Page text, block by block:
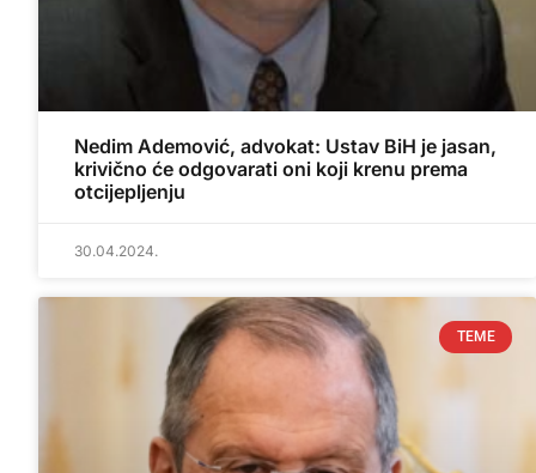
Nedim Ademović, advokat: Ustav BiH je jasan,
krivično će odgovarati oni koji krenu prema
otcijepljenju
30.04.2024.
TEME